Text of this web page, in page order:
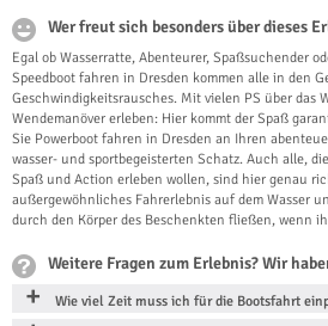
Wer freut sich besonders über dieses
Egal ob Wasserratte, Abenteurer, Spaßsuchender
Speedboot fahren in Dresden kommen alle in den
Geschwindigkeitsrausches. Mit vielen PS über das
Wendemanöver erleben: Hier kommt der Spaß
Sie Powerboot fahren in Dresden an Ihren
wasser- und sportbegeisterten Schatz. Auch alle,
Spaß und Action erleben wollen, sind hier genau
außergewöhnliches Fahrerlebnis auf dem Wasser
durch den Körper des Beschenkten fließen, wenn
Weitere Fragen zum Erlebnis? Wir
Wie viel Zeit muss ich für die Bootsfahrt